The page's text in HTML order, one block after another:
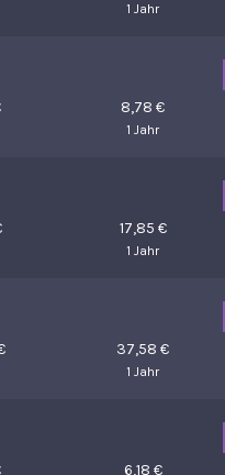
1 Jahr
8,78 €
1 Jahr
17,85 €
1 Jahr
37,58 €
1 Jahr
6,18 €